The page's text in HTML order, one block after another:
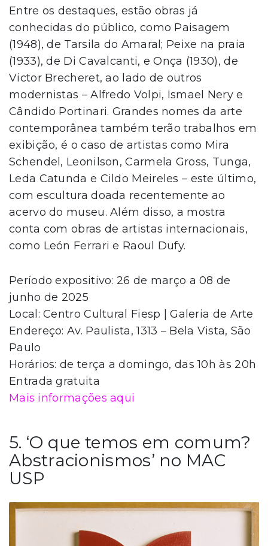
Entre os destaques, estão obras já
conhecidas do público, como Paisagem
(1948), de Tarsila do Amaral; Peixe na praia
(1933), de Di Cavalcanti, e Onça (1930), de
Victor Brecheret, ao lado de outros
modernistas – Alfredo Volpi, Ismael Nery e
Cândido Portinari. Grandes nomes da arte
contemporânea também terão trabalhos em
exibição, é o caso de artistas como Mira
Schendel, Leonilson, Carmela Gross, Tunga,
Leda Catunda e Cildo Meireles – este último,
com escultura doada recentemente ao
acervo do museu. Além disso, a mostra
conta com obras de artistas internacionais,
como León Ferrari e Raoul Dufy.
Período expositivo: 26 de março a 08 de
junho de 2025
Local: Centro Cultural Fiesp | Galeria de Arte
Endereço: Av. Paulista, 1313 – Bela Vista, São
Paulo
Horários: de terça a domingo, das 10h às 20h
Entrada gratuita
Mais informações aqui
5. ‘O que temos em comum?
Abstracionismos’ no MAC
USP